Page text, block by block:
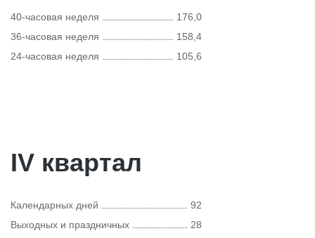
40-часовая неделя
176,0
36-часовая неделя
158,4
24-часовая неделя
105,6
IV квартал
Календарных дней
92
Выходных и праздничных
28